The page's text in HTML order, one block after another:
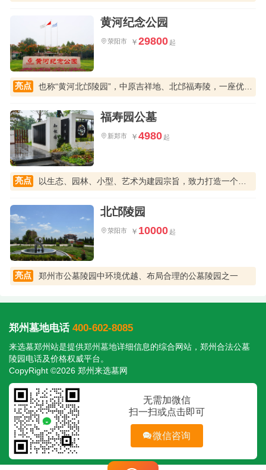
黄河纪念公园
荥阳市 29800
亮点 也称“黄河北邙陵园”，中原吉祥地、北邙福寿陵，一座优秀的园林艺术陵园
福寿园公墓
新郑市 4980
亮点
北邙陵园
荥阳市 10000
亮点 郑州市公墓陵园中环境优越、布局合理的公墓陵园之一
郑州墓地电话 400-602-8085
来选墓郑州站是提供郑州墓地详细信息的综合网站，郑州合法公墓
陵园电话及价格权威平台。
CopyRight ©2026 郑州来选墓网
无需加微信
扫一扫或点击即可
微信咨询